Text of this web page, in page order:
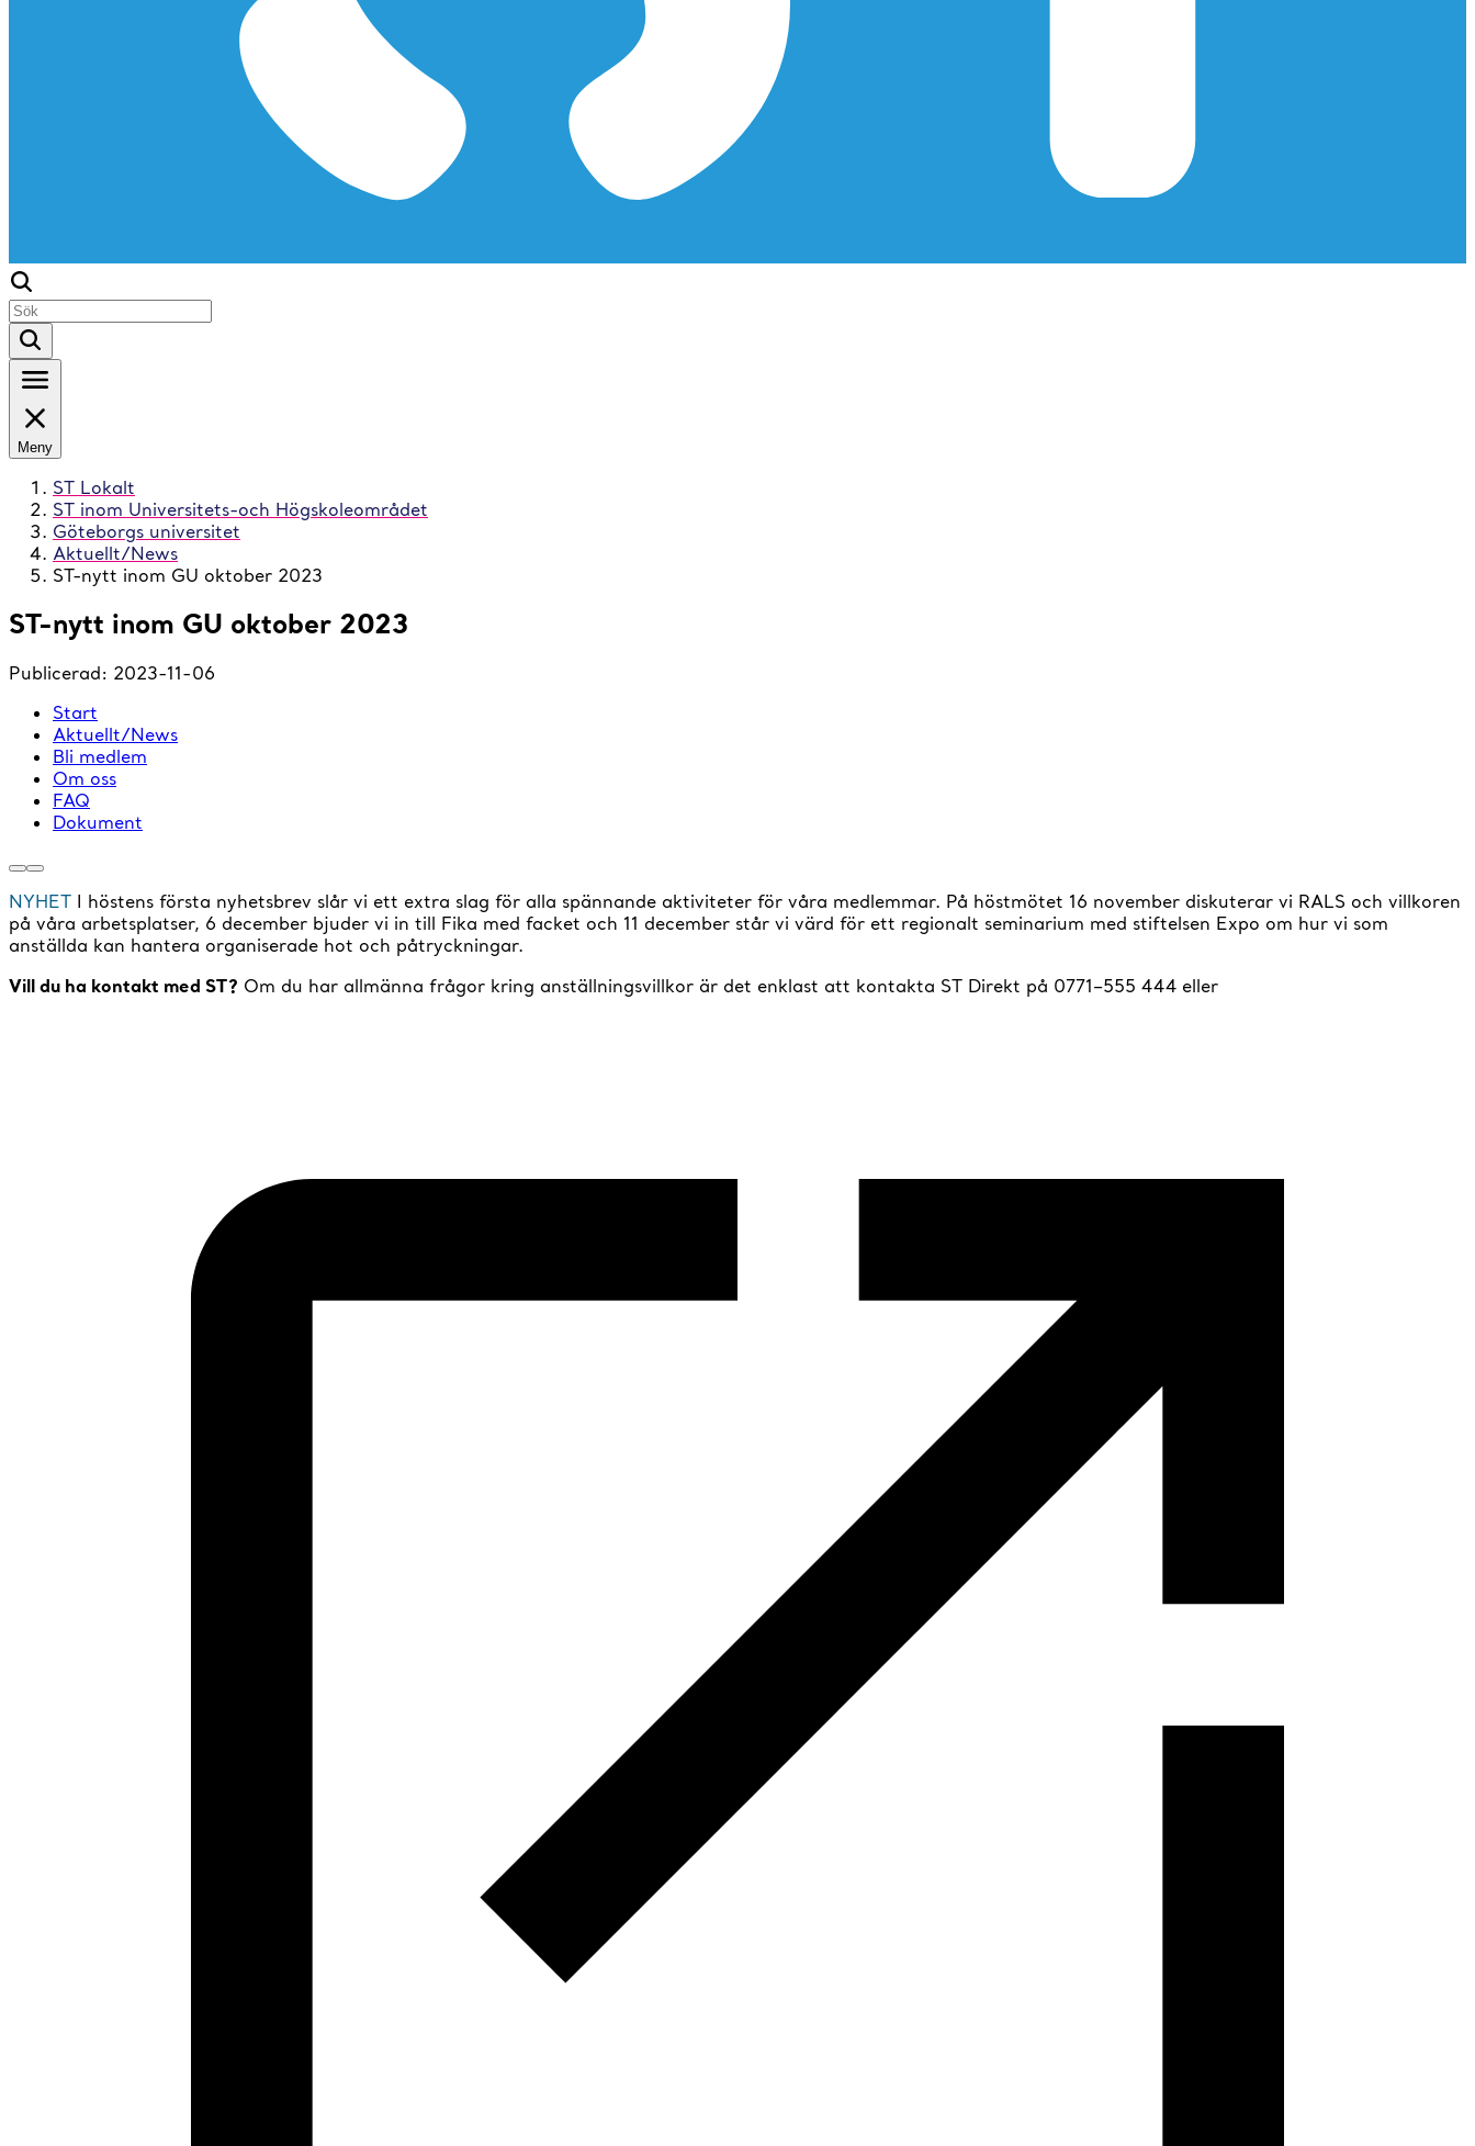
Meny
ST Lokalt
ST inom Universitets-och Högskoleområdet
Göteborgs universitet
Aktuellt/News
ST-nytt inom GU oktober 2023
ST-nytt inom GU oktober 2023
Publicerad: 2023-11-06
Start
Aktuellt/News
Bli medlem
Om oss
FAQ
Dokument
NYHET I höstens första nyhetsbrev slår vi ett extra slag för alla spännande aktiviteter för våra medlemmar. På höstmötet 16 november diskuterar vi RALS och villkoren
på våra arbetsplatser, 6 december bjuder vi in till Fika med facket och 11 december står vi värd för ett regionalt seminarium med stiftelsen Expo om hur vi som
anställda kan hantera organiserade hot och påtryckningar.
Vill du ha kontakt med ST? Om du har allmänna frågor kring anställningsvillkor är det enklast att kontakta ST Direkt på 0771–555 444 eller